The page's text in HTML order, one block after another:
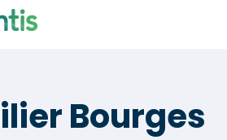
Bourges